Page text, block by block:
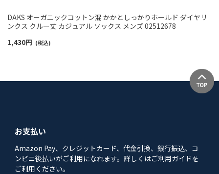
DAKS オーガニックコットン混 かかとしっかりホールド ダイヤリ
ンクス クルー丈 カジュアル ソックス メンズ 02512678
1,430円 (税込)
お支払い
Amazon Pay、クレジットカード、代金引換、銀行振込、コ
ンビニ後払いがご利用になれます。詳しくはご利用ガイドを
ご利用ください。